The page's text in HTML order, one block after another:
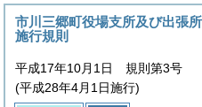
市川三郷町役場支所及び出張
施行規則
平成17年10月1日 規則第3号
(平成28年4月1日施行)